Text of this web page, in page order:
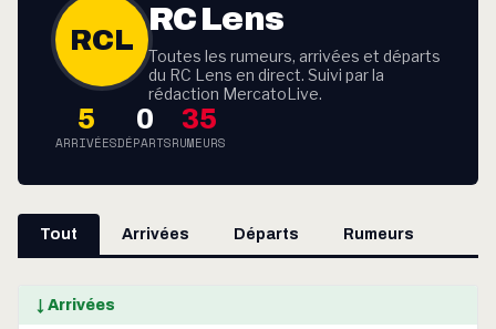
RCL
RC Lens
Toutes les rumeurs, arrivées et départs
du RC Lens en direct. Suivi par la
rédaction MercatoLive.
5
ARRIVÉES
0
DÉPARTS
35
RUMEURS
Tout Arrivées Départs Rumeurs
↓ Arrivées